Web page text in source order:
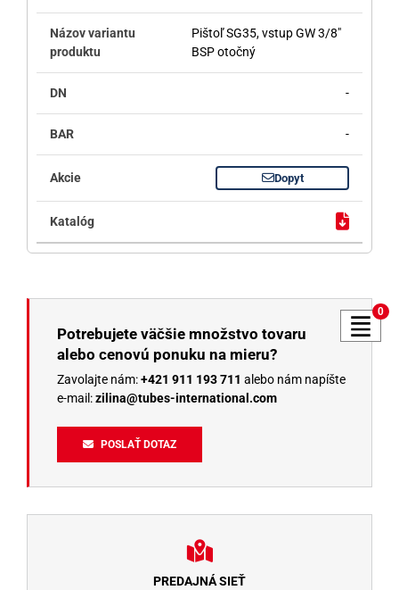
Pištoľ SG35, vstup GW 3/8"
BSP otočný
-
-
Dopyt
Potrebujete väčšie množstvo tovaru
alebo cenovú ponuku na mieru?
Zavolajte nám:+421 911 193 711 alebo nám napíšte
e-mail:zilina@tubes-international.com
POSLAŤ DOTAZ
PREDAJNÁ SIEŤ
0